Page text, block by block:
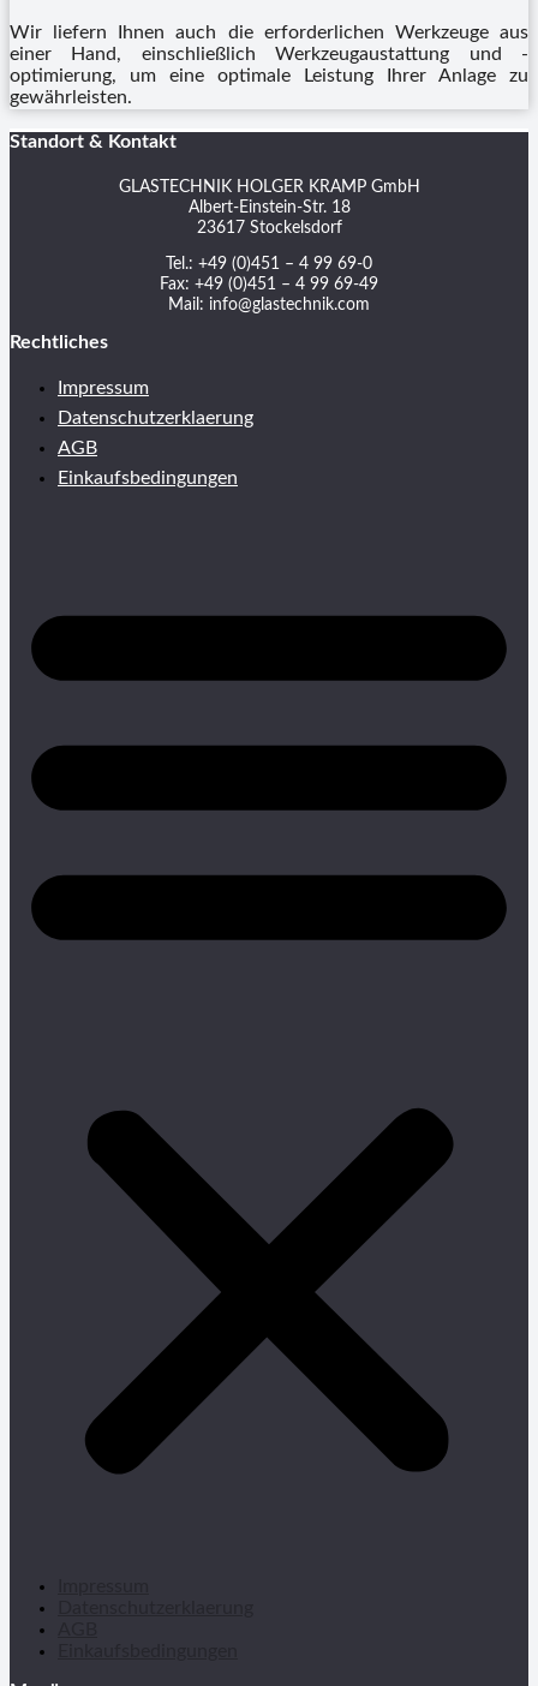
Wir liefern Ihnen auch die erforderlichen Werkzeuge aus
einer Hand, einschließlich Werkzeugaustattung und -
optimierung, um eine optimale Leistung Ihrer Anlage zu
gewährleisten.
Standort & Kontakt
GLASTECHNIK HOLGER KRAMP GmbH
Albert-Einstein-Str. 18
23617 Stockelsdorf
Tel.: +49 (0)451 – 4 99 69-0
Fax: +49 (0)451 – 4 99 69-49
Mail: info@glastechnik.com
Rechtliches
Impressum
Datenschutzerklaerung
AGB
Einkaufsbedingungen